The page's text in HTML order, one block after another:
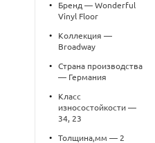
•
Бренд — Wonderful
Vinyl Floor
•
Коллекция —
Broadway
•
Страна производства
— Германия
•
Класс
износостойкости —
34, 23
• Толщина,мм — 2